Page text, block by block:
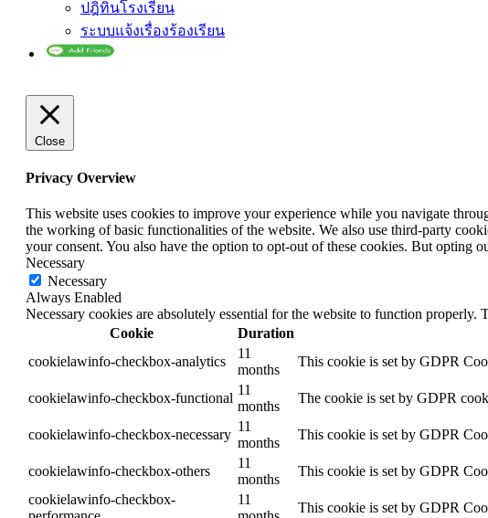
ปฎิทินโรงเรียน
ระบบแจ้งเรื่องร้องเรียน
Close
Privacy Overview
This website uses cookies to improve your experience while you navigate
the working of basic functionalities of the website. We also use third-party
your consent. You also have the option to opt-out of these cookies. But opting
Necessary
Necessary
Always Enabled
Necessary cookies are absolutely essential for the website to function
Cookie
Duration
cookielawinfo-checkbox-analytics
11
months
This cookie is set by GDPR
cookielawinfo-checkbox-functional
11
months
The cookie is set by GDPR
cookielawinfo-checkbox-necessary
11
months
This cookie is set by GDPR
cookielawinfo-checkbox-others
11
months
This cookie is set by GDPR
cookielawinfo-checkbox-
11
This cookie is set by GDPR